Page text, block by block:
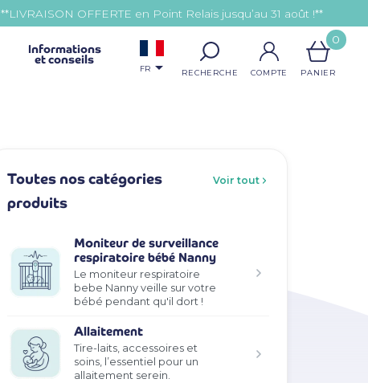
**LIVRAISON OFFERTE en Point Relais jusqu’au 31 août !**
Informations
et conseils
FR
0
Toutes nos catégories
produits
Voir tout
Moniteur de surveillance
respiratoire bébé Nanny
Le moniteur respiratoire
bebe Nanny veille sur votre
bébé pendant qu'il dort !
Allaitement
Tire-laits, accessoires et
soins, l’essentiel pour un
allaitement serein.